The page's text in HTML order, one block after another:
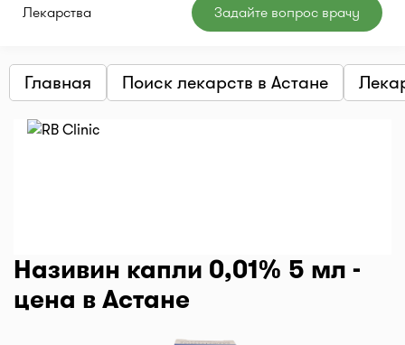
Лекарства Задайте вопрос врачу
Главная Поиск лекарств в Астане
Називин капли 0,01% 5 мл -
цена в Астане